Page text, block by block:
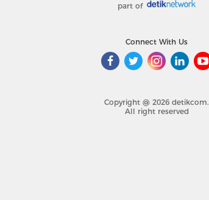
part of
Connect With Us
Copyright @ 2026 detikcom.
All right reserved